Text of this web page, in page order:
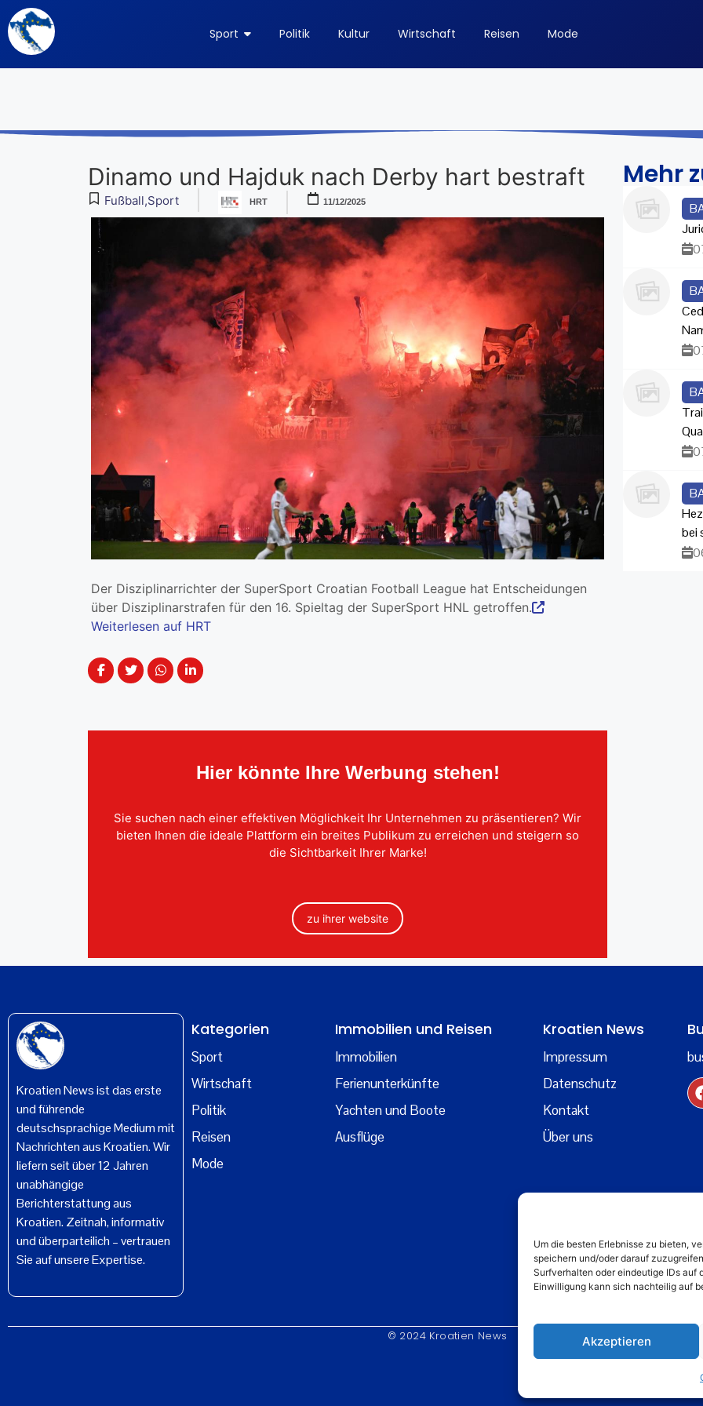
Um die besten Erlebnisse zu bieten,
speichern und/oder darauf
Surfverhalten oder eindeutige IDs auf
Einwilligung kann sich nachteilig auf
Akzeptieren
Sport Politik Kultur Wirtschaft Reisen Mode
Dinamo und Hajduk nach Derby hart bestraft
Fußball,Sport HRT 11/12/2025
Der Disziplinarrichter der SuperSport Croatian Football League hat Entscheidungen
über Disziplinarstrafen für den 16. Spieltag der SuperSport HNL getroffen.
Weiterlesen auf HRT
Hier könnte Ihre Werbung stehen!
Sie suchen nach einer effektiven Möglichkeit Ihr Unternehmen zu präsentieren? Wir
bieten Ihnen die ideale Plattform ein breites Publikum zu erreichen und steigern so
die Sichtbarkeit Ihrer Marke!
zu ihrer website
Mehr
bei
Kroatien News ist das erste
und führende
deutschsprachige Medium mit
Nachrichten aus Kroatien. Wir
liefern seit über 12 Jahren
unabhängige
Berichterstattung aus
Kroatien. Zeitnah, informativ
und überparteilich – vertrauen
Sie auf unsere Expertise.
Kategorien
Sport
Wirtschaft
Politik
Reisen
Mode
Immobilien und Reisen
Immobilien
Ferienunterkünfte
Yachten und Boote
Ausflüge
Kroatien News
Impressum
Datenschutz
Kontakt
Über uns
© 2024 Kroatien News